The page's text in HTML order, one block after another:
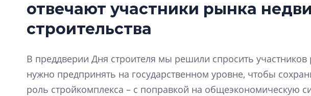
отвечают участники рынка
строительства
В преддверии Дня строителя мы решили спросить участников
нужно предпринять на государственном уровне, чтобы
роль стройкомплекса – с поправкой на общеэкономическую